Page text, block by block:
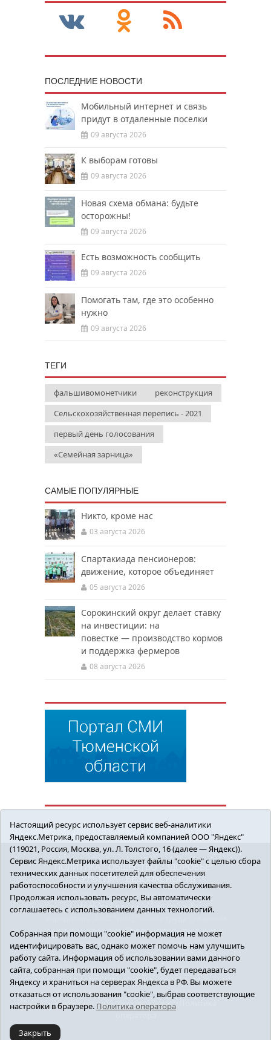
ПОСЛЕДНИЕ НОВОСТИ
Мобильный интернет и связь
придут в отдаленные поселки
09 августа 2026
К выборам готовы
09 августа 2026
Новая схема обмана: будьте
осторожны!
09 августа 2026
Есть возможность сообщить
09 августа 2026
Помогать там, где это особенно
нужно
09 августа 2026
ТЕГИ
фальшивомонетчики
реконструкция
Сельскохозяйственная перепись - 2021
первый день голосования
«Семейная зарница»
САМЫЕ ПОПУЛЯРНЫЕ
Никто, кроме нас
03 августа 2026
Спартакиада пенсионеров:
движение, которое объединяет
05 августа 2026
Сорокинский округ делает ставку
на инвестиции: на
повестке — производство кормов
и поддержка фермеров
08 августа 2026
ПОЛИТИКА ОБЩЕСТВО
ЗДОРОВЬЕ
КУЛЬТУРА
БЕЗОПАСНОСТЬ
16+ © 2018 Сорокинский район в деталях.
Новости Сорокинского района
редактор - Королюк Елена Анатольевна, e-mail:
znamenka@inbox.ru, тел.: 8(34550)2-27-30
Регистрационный номер СМИ Эл №ФС77-69142
от 24 марта 2017 г., выданное Федеральной
службой по надзору в сфере связи,
информационных технологий и массовых
коммуникаций (Роскомнадзор).
Настоящий ресурс использует сервис веб-аналитики
Яндекс.Метрика, предоставляемый компанией ООО "Яндекс"
(119021, Россия, Москва, ул. Л. Толстого, 16 (далее — Яндекс)).
Сервис Яндекс.Метрика использует файлы "cookie" с целью сбора
технических данных посетителей для обеспечения
работоспособности и улучшения качества обслуживания.
Продолжая использовать ресурс, Вы автоматически
соглашаетесь с использованием данных технологий.
Собранная при помощи "cookie" информация не может
идентифицировать вас, однако может помочь нам улучшить
работу сайта. Информация об использовании вами данного
сайта, собранная при помощи "cookie", будет передаваться
Яндексу и храниться на серверах Яндекса в РФ. Вы можете
отказаться от использования "cookie", выбрав соответствующие
настройки в браузере. Политика оператора
Закрыть